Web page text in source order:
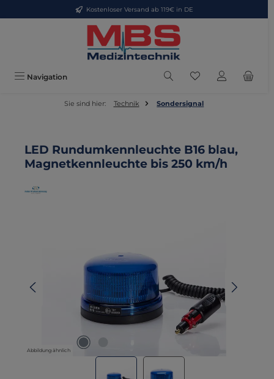
Zum Hauptinhalt springenKostenloser Versand ab 119€ in DE
Navigation Du hast 0
Sie sind hier: Technik Sondersignal
LED Rundumkennleuchte B16 blau,
Magnetkennleuchte bis 250 km/h
Abbildung ähnlich